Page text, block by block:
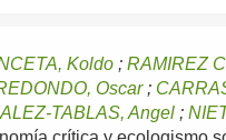
Koldo ;RAMIREZ
Oscar;
TABLAS, Angel ;